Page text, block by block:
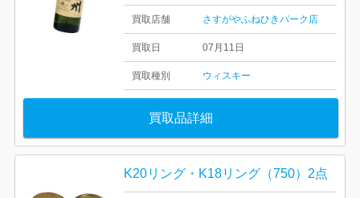
買取店舗 さすがやふねひきパーク店
買取日 07月11日
買取種別 ウィスキー
買取品詳細
K20リング・K18リング（750）2点